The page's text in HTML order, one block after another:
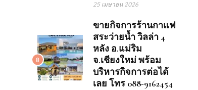
25 เมษายน 2026
8
ขายกิจการร้านกาแฟ
สระว่ายน้ำ วิลล่า 4
หลัง อ.แม่ริม
จ.เชียงใหม่ พร้อม
บริหารกิจการต่อได้
เลย โทร 088-9162454